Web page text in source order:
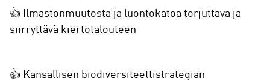
👍 Ilmastonmuutosta ja luontokatoa torjuttava ja
siirryttävä kiertotalouteen
👍 Kansallisen biodiversiteettistrategian